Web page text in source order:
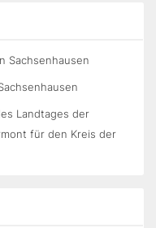
Sachsenhausen
Landtages der
für den Kreis der